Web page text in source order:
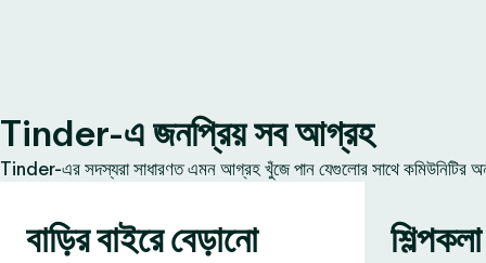
Tinder-এ জনপ্রিয় সব আগ্রহ
Tinder-এর সদস্যরা সাধারণত এমন আগ্রহ খুঁজে পান যেগুলোর সাথে কমিউনিটির
বাড়ির বাইরে বেড়ানো শিল্পকলা